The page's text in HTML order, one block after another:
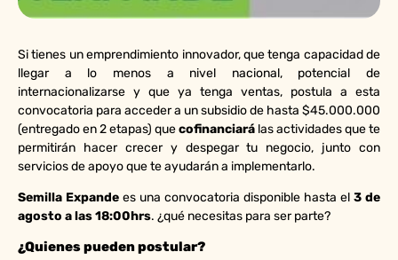
Si tienes un emprendimiento innovador, que tenga capacidad de
llegar a lo menos a nivel nacional, potencial de
internacionalizarse y que ya tenga ventas, postula a esta
convocatoria para acceder a un subsidio de hasta $45.000.000
(entregado en 2 etapas) quecofinanciará las actividades que te
permitirán hacer crecer y despegar tu negocio, junto con
servicios de apoyo que te ayudarán a implementarlo.
Semilla Expande es una convocatoria disponible hasta el 3 de
agosto a las 18:00hrs. ¿qué necesitas para ser parte?
¿Quienes pueden postular?